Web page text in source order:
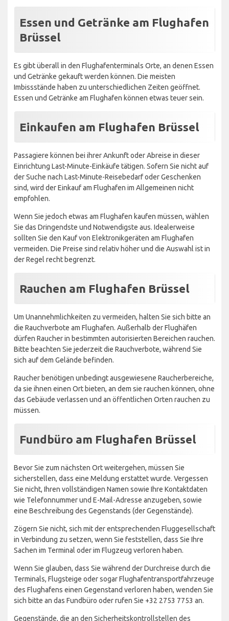
Essen und Getränke am Flughafen
Brüssel
Es gibt überall in den Flughafenterminals Orte, an denen Essen
und Getränke gekauft werden können. Die meisten
Imbissstände haben zu unterschiedlichen Zeiten geöffnet.
Essen und Getränke am Flughafen können etwas teuer sein.
Einkaufen am Flughafen Brüssel
Passagiere können bei ihrer Ankunft oder Abreise in dieser
Einrichtung Last-Minute-Einkäufe tätigen. Sofern Sie nicht auf
der Suche nach Last-Minute-Reisebedarf oder Geschenken
sind, wird der Einkauf am Flughafen im Allgemeinen nicht
empfohlen.
Wenn Sie jedoch etwas am Flughafen kaufen müssen, wählen
Sie das Dringendste und Notwendigste aus. Idealerweise
sollten Sie den Kauf von Elektronikgeräten am Flughafen
vermeiden. Die Preise sind relativ höher und die Auswahl ist in
der Regel recht begrenzt.
Rauchen am Flughafen Brüssel
Um Unannehmlichkeiten zu vermeiden, halten Sie sich bitte an
die Rauchverbote am Flughafen. Außerhalb der Flughäfen
dürfen Raucher in bestimmten autorisierten Bereichen rauchen.
Bitte beachten Sie jederzeit die Rauchverbote, während Sie
sich auf dem Gelände befinden.
Raucher benötigen unbedingt ausgewiesene Raucherbereiche,
da sie ihnen einen Ort bieten, an dem sie rauchen können, ohne
das Gebäude verlassen und an öffentlichen Orten rauchen zu
müssen.
Fundbüro am Flughafen Brüssel
Bevor Sie zum nächsten Ort weitergehen, müssen Sie
sicherstellen, dass eine Meldung erstattet wurde. Vergessen
Sie nicht, Ihren vollständigen Namen sowie Ihre Kontaktdaten
wie Telefonnummer und E-Mail-Adresse anzugeben, sowie
eine Beschreibung des Gegenstands (der Gegenstände).
Zögern Sie nicht, sich mit der entsprechenden Fluggesellschaft
in Verbindung zu setzen, wenn Sie feststellen, dass Sie Ihre
Sachen im Terminal oder im Flugzeug verloren haben.
Wenn Sie glauben, dass Sie während der Durchreise durch die
Terminals, Flugsteige oder sogar Flughafentransportfahrzeuge
des Flughafens einen Gegenstand verloren haben, wenden Sie
sich bitte an das Fundbüro oder rufen Sie +32 2753 7753 an.
Gegenstände, die an den Sicherheitskontrollstellen des